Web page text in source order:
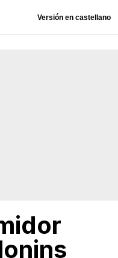
Versión en castellano